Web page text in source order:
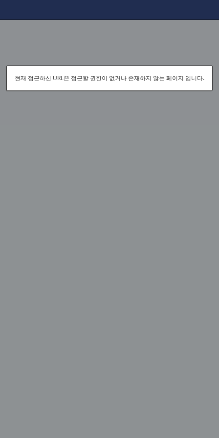
현재 접근하신 URL은 접근할 권한이 없거나 존재하지 않는 페이지 입니다.